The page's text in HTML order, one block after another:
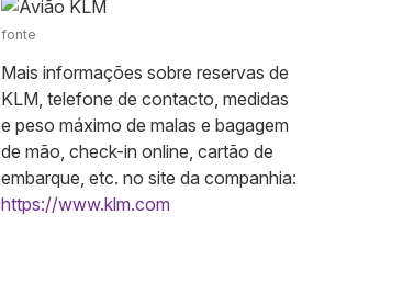
fonte
Mais informações sobre reservas de
KLM, telefone de contacto, medidas
e peso máximo de malas e bagagem
de mão, check-in online, cartão de
embarque, etc. no site da companhia:
https://www.klm.com